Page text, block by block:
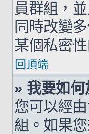
員群組，
同時改變
某個私密性
回頂端
» 我要如何
您可以經
組。如果